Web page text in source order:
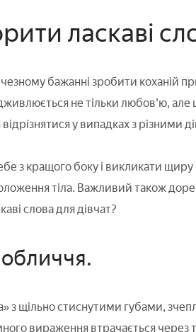
ласкаві
бажанні зробити коханій
не тільки любов'ю,
у випадках з різними
з кращого боку і викликати щиру
тіла. Важливий також
слова для дівчат?
з щільно стиснутими губами,
вираження втрачається через